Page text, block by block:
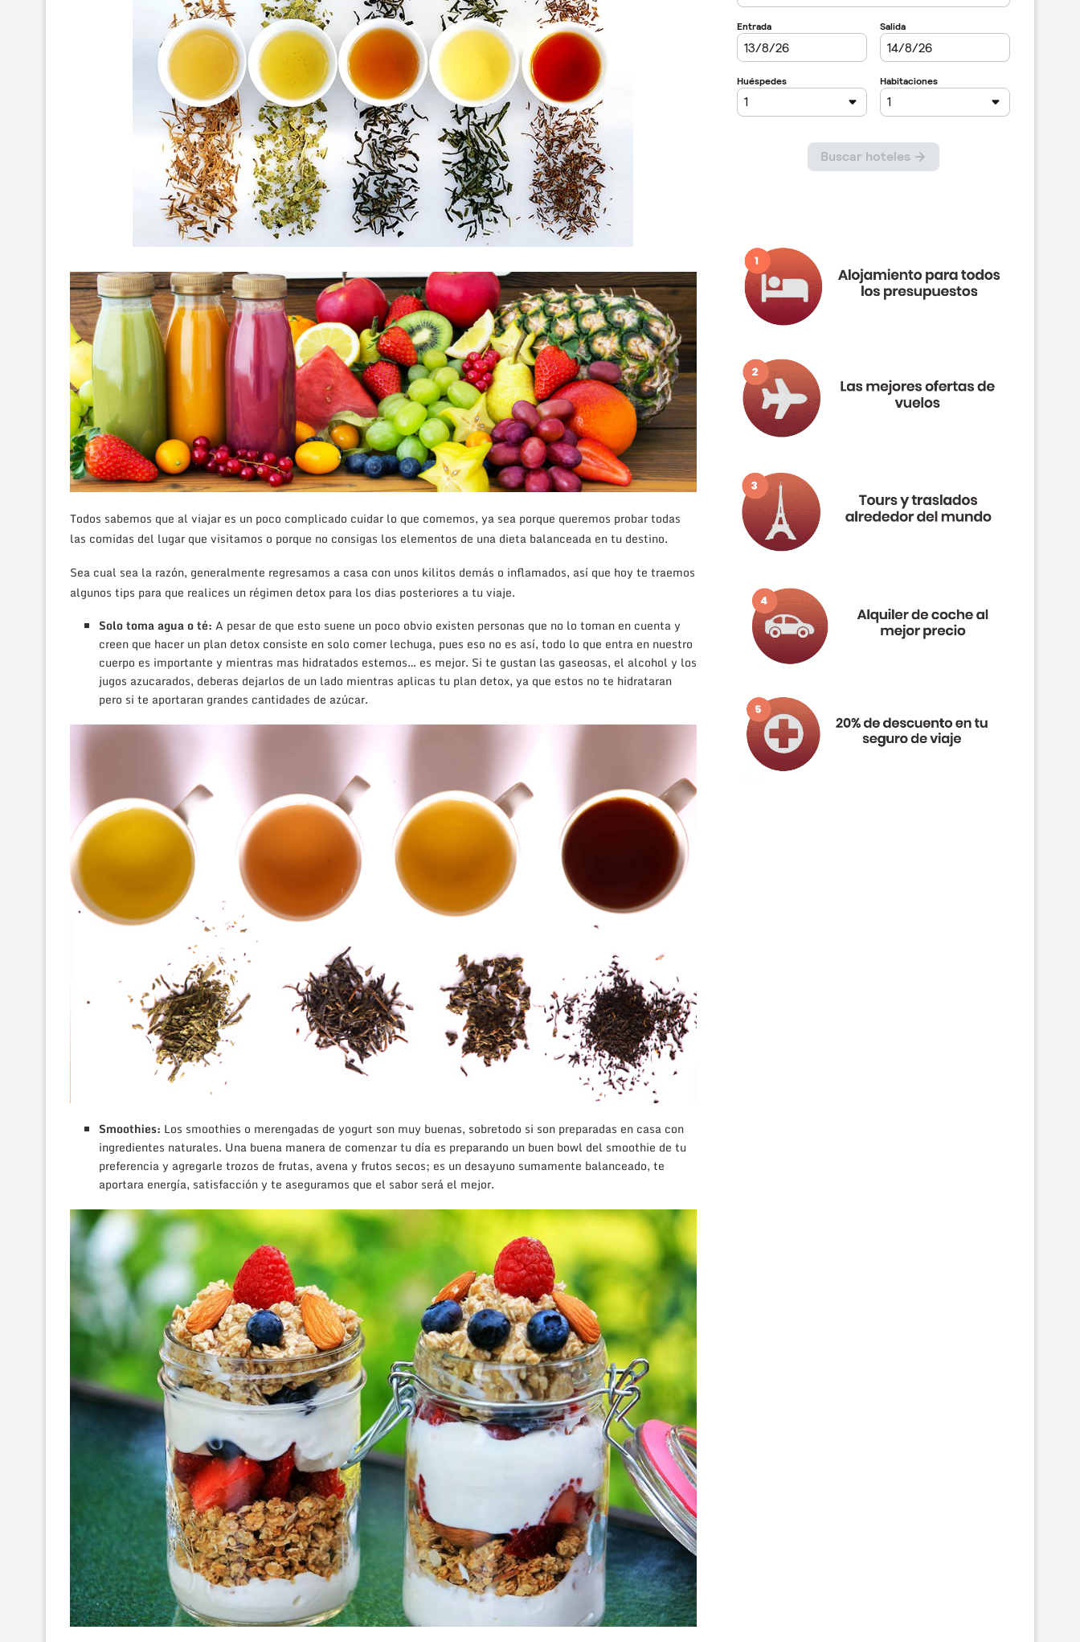
Todos sabemos que al viajar es un poco complicado cuidar lo que comemos, ya sea porque queremos probar todas
las comidas del lugar que visitamos o porque no consigas los elementos de una dieta balanceada en tu destino.
Sea cual sea la razón, generalmente regresamos a casa con unos kilitos demás o inflamados, así que hoy te traemos
algunos tips para que realices un régimen detox para los dias posteriores a tu viaje.
Solo toma agua o té: A pesar de que esto suene un poco obvio existen personas que no lo toman en cuenta y
creen que hacer un plan detox consiste en solo comer lechuga, pues eso no es así, todo lo que entra en nuestro
cuerpo es importante y mientras mas hidratados estemos… es mejor. Si te gustan las gaseosas, el alcohol y los
jugos azucarados, deberas dejarlos de un lado mientras aplicas tu plan detox, ya que estos no te hidrataran
pero si te aportaran grandes cantidades de azúcar.
Smoothies: Los smoothies o merengadas de yogurt son muy buenas, sobretodo si son preparadas en casa con
ingredientes naturales. Una buena manera de comenzar tu día es preparando un buen bowl del smoothie de tu
preferencia y agregarle trozos de frutas, avena y frutos secos; es un desayuno sumamente balanceado, te
aportara energía, satisfacción y te aseguramos que el sabor será el mejor.